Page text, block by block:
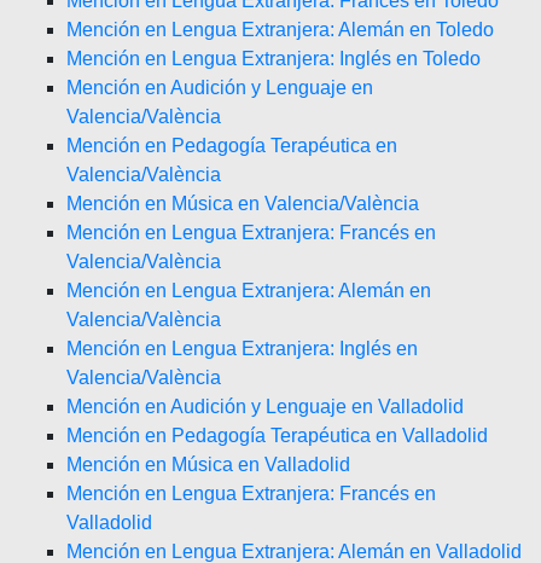
Mención en Lengua Extranjera: Alemán en Toledo
Mención en Lengua Extranjera: Inglés en Toledo
Mención en Audición y Lenguaje en
Valencia/València
Mención en Pedagogía Terapéutica en
Valencia/València
Mención en Música en Valencia/València
Mención en Lengua Extranjera: Francés en
Valencia/València
Mención en Lengua Extranjera: Alemán en
Valencia/València
Mención en Lengua Extranjera: Inglés en
Valencia/València
Mención en Audición y Lenguaje en Valladolid
Mención en Pedagogía Terapéutica en Valladolid
Mención en Música en Valladolid
Mención en Lengua Extranjera: Francés en
Valladolid
Mención en Lengua Extranjera: Alemán en Valladolid